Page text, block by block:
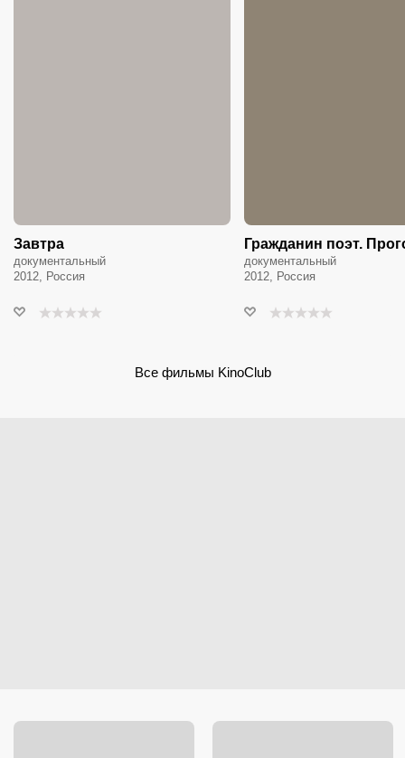
Завтра
документальный
2012, Россия
Гражданин поэт.
документальный
2012, Россия
Все фильмы KinoClub